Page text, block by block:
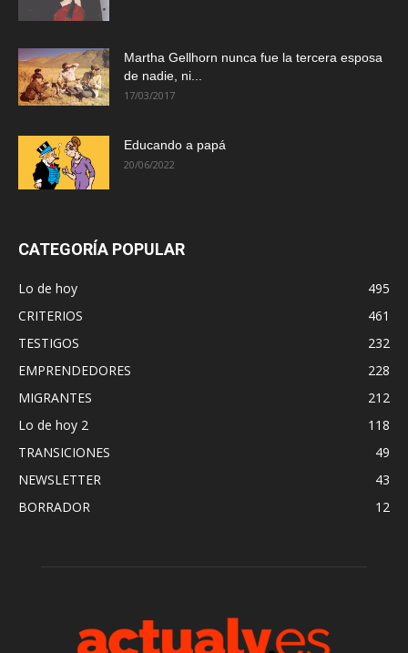
Martha Gellhorn nunca fue la tercera esposa
de nadie, ni...
17/03/2017
Educando a papá
20/06/2022
CATEGORÍA POPULAR
Lo de hoy
495
CRITERIOS
461
TESTIGOS
232
EMPRENDEDORES
228
MIGRANTES
212
Lo de hoy 2
118
TRANSICIONES
49
NEWSLETTER
43
BORRADOR
12